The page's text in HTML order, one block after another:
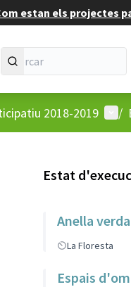
estan els projectes
2018-2019 /
Estat
Anella
La Floresta
Espais